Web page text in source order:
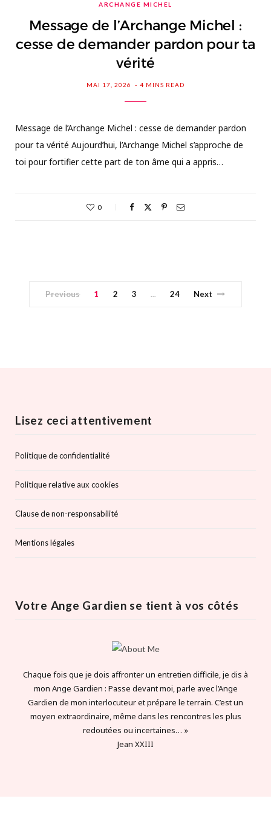
ARCHANGE MICHEL
Message de l’Archange Michel :
cesse de demander pardon pour ta
vérité
MAI 17, 2026 4 MINS READ
Message de l’Archange Michel : cesse de demander pardon
pour ta vérité Aujourd’hui, l’Archange Michel s’approche de
toi pour fortifier cette part de ton âme qui a appris…
0
Previous 1 2 3 … 24 Next
Lisez ceci attentivement
Politique de confidentialité
Politique relative aux cookies
Clause de non-responsabilité
Mentions légales
Votre Ange Gardien se tient à vos côtés
Chaque fois que je dois affronter un entretien difficile, je dis à
mon Ange Gardien : Passe devant moi, parle avec l’Ange
Gardien de mon interlocuteur et prépare le terrain. C’est un
moyen extraordinaire, même dans les rencontres les plus
redoutées ou incertaines… »
Jean XXIII